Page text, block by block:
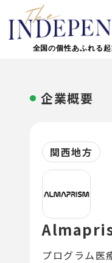
全国の個性あふれる
企業概要
関西地方
プログラム医